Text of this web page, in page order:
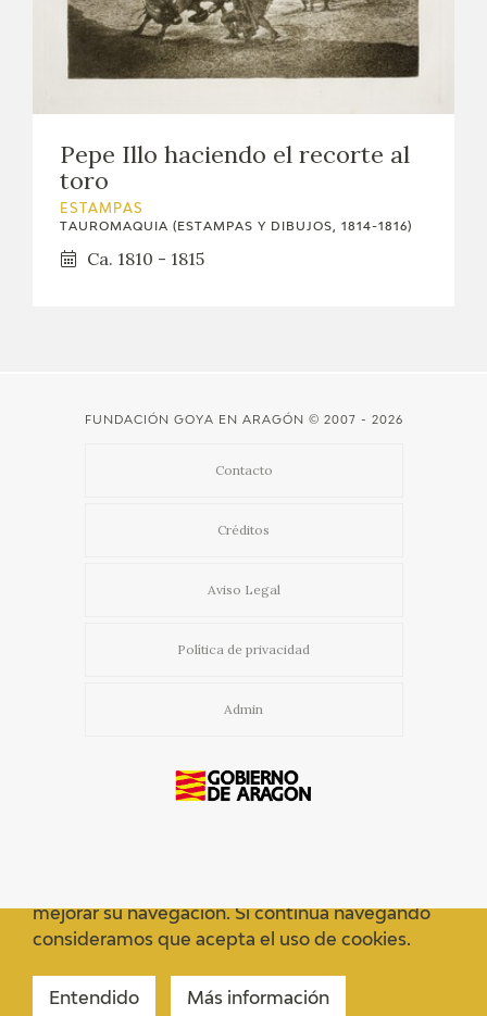
EDUCA
RECURSOS EDUCATIVOS
Pepe Illo haciendo el recorte al
toro
ESTAMPAS
TAUROMAQUIA (ESTAMPAS Y DIBUJOS, 1814-1816)
Ca. 1810 - 1815
FUNDACIÓN GOYA EN ARAGÓN © 2007 - 2026
Contacto
Créditos
Aviso Legal
Política de privacidad
Admin
mejorar su navegación. Si continua navegando
consideramos que acepta el uso de cookies.
Entendido Más información